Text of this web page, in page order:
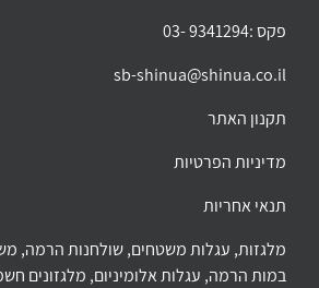
פקס :9341294 -03
sb-shinua@shinua.co.il
תקנון האתר
מדיניות הפרטיות
תנאי אחריות
מלגזות, עגלות משטחים, שולחנות הרמה,
במות הרמה, עגלות אלומיניום, מלגזונים